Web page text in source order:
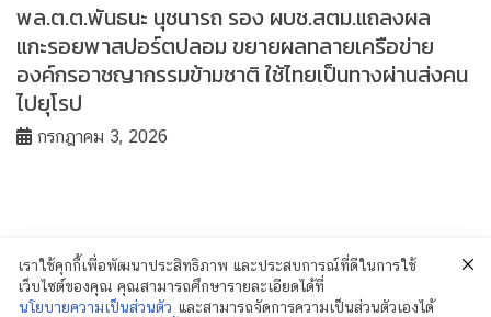
พล.ต.ต.พันธนะ นุชนารถ รอง ผบช.สตม.แถลงผล
แกะรอยพาสปอร์ตปลอม ขยายผลทลายเครือข่าย
องค์กรอาชญากรรมข้ามชาติ ใช้ไทยเป็นทางผ่านส่งคน
ไปยุโรป
กรกฎาคม 3, 2026
เราใช้คุกกี้เพื่อพัฒนาประสิทธิภาพ และประสบการณ์ที่ดีในการใช้
เว็บไซต์ของคุณ คุณสามารถศึกษารายละเอียดได้ที่
นโยบายความเป็นส่วนตัว และสามารถจัดการความเป็นส่วนตัวเองได้